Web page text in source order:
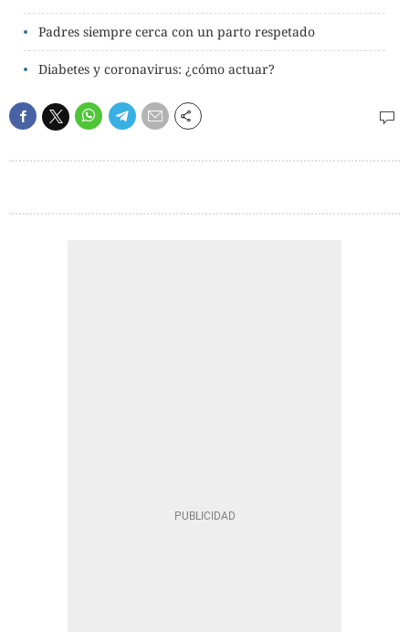
Padres siempre cerca con un parto respetado
Diabetes y coronavirus: ¿cómo actuar?